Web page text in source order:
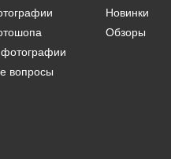
вопросы
Новинки
Обзоры